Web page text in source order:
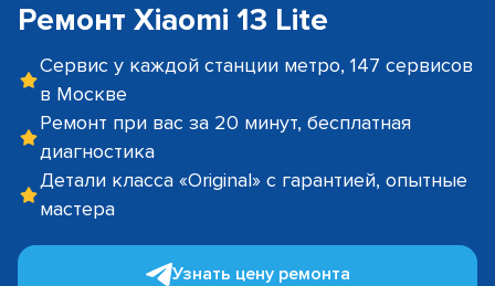
Ремонт Xiaomi 13 Lite
Сервис у каждой станции метро, 147 сервисов
в Москве
Ремонт при вас за 20 минут, бесплатная
диагностика
Детали класса «Original» с гарантией, опытные
мастера
Узнать цену ремонта